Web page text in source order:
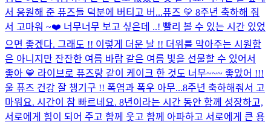
서 응원해 준 퓨즈들 덕분에 버티고 버...퓨즈 💛 8주년 축하해 줘
서 고마워 ~❤️ 너무너무 보고 싶은데 ..! 빨리 볼 수 있는 시간 있었
으면 좋겠다. 그래도 !! 이렇게 더운 날 !! 더위를 막아주는 시원함
은 아니지만 잔잔한 여름 바람 같은 여름 빛을 선물할 수 있어서
좋아 💙 라이브로 퓨즈랑 같이 케이크 한 것도 너무~~~ 좋았어 !!!
울 퓨즈 건강 잘 챙기구 !! 폭염과 폭우 아무...8주년 축하해줘서 고
마워요. 시간이 참 빠르네요. 8년이라는 시간 동안 함께 성장하고,
서로에게 힘이 되어 주고 함께 웃고 함께 아파하고 서로에게 큰 용